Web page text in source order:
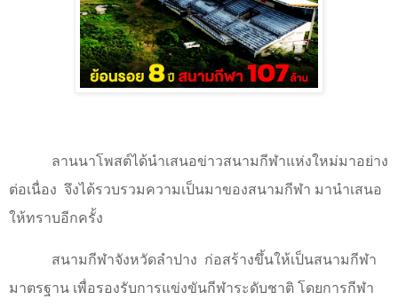
ลานนาโพสต์ได้นำเสนอข่าวสนามกีฬาแห่งใหม่มาอย่าง
ต่อเนื่อง จึงได้รวบรวมความเป็นมาของสนามกีฬา มานำเสนอ
ให้ทราบอีกครั้ง
สนามกีฬาจังหวัดลำปาง ก่อสร้างขึ้นให้เป็นสนามกีฬา
มาตรฐาน เพื่อรองรับการแข่งขันกีฬาระดับชาติ โดยการกีฬา